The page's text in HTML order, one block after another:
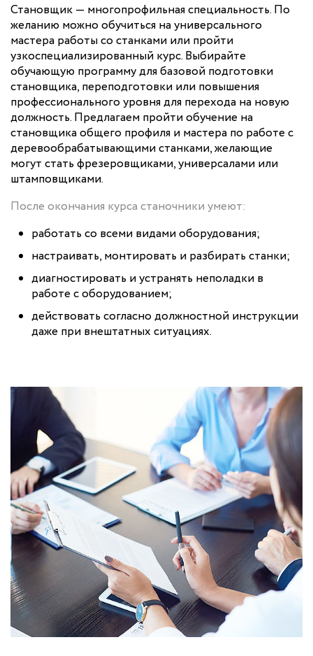
Становщик — многопрофильная специальность. По
желанию можно обучиться на универсального
мастера работы со станками или пройти
узкоспециализированный курс. Выбирайте
обучающую программу для базовой подготовки
становщика, переподготовки или повышения
профессионального уровня для перехода на новую
должность. Предлагаем пройти обучение на
становщика общего профиля и мастера по работе с
деревообрабатывающими станками, желающие
могут стать фрезеровщиками, универсалами или
штамповщиками.
После окончания курса станочники умеют:
работать со всеми видами оборудования;
настраивать, монтировать и разбирать станки;
диагностировать и устранять неполадки в
работе с оборудованием;
действовать согласно должностной инструкции
даже при внештатных ситуациях.